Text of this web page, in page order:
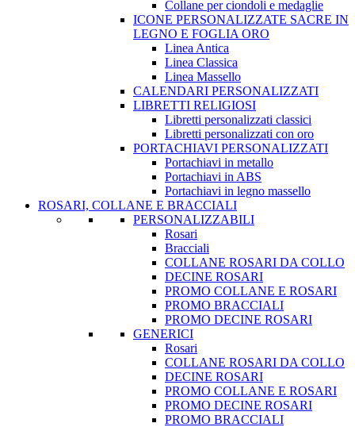
Collane per ciondoli e medaglie
ICONE PERSONALIZZATE SACRE IN
LEGNO E FOGLIA ORO
Linea Antica
Linea Classica
Linea Massello
CALENDARI PERSONALIZZATI
LIBRETTI RELIGIOSI
Libretti personalizzati classici
Libretti personalizzati con oro
PORTACHIAVI PERSONALIZZATI
Portachiavi in metallo
Portachiavi in ABS
Portachiavi in legno massello
ROSARI, COLLANE E BRACCIALI
PERSONALIZZABILI
Rosari
Bracciali
COLLANE ROSARI DA COLLO
DECINE ROSARI
PROMO COLLANE E ROSARI
PROMO BRACCIALI
PROMO DECINE ROSARI
GENERICI
Rosari
COLLANE ROSARI DA COLLO
DECINE ROSARI
PROMO COLLANE E ROSARI
PROMO DECINE ROSARI
PROMO BRACCIALI